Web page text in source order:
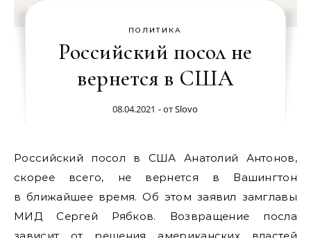
ПОЛИТИКА
Российский посол не
вернется в США
08.04.2021 - отSlovo
Российский посол в США Анатолий Антонов,
скорее всего, не вернется в Вашингтон
в ближайшее время. Об этом заявил замглавы
МИД Сергей Рябков. Возвращение посла